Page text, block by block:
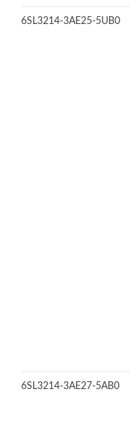
6SL3214-3AE25-5UB0
6SL3214-3AE27-5AB0